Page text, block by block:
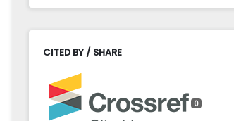
CITED BY / SHARE
0